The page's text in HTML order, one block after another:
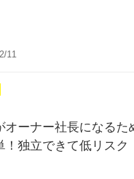
11
オーナー社長になるた
！独立できて低リスク